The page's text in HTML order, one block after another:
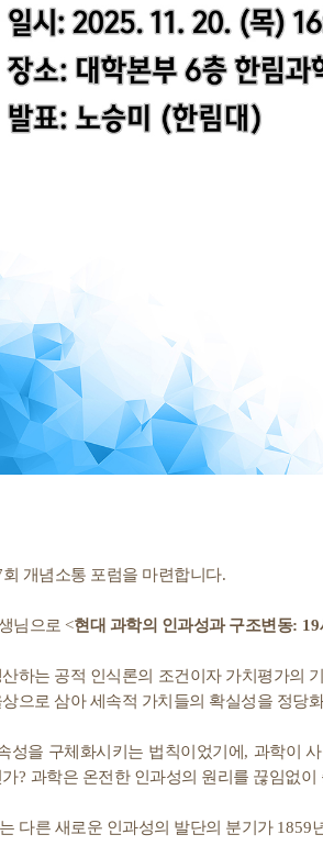
회 개념소통 포럼을 마련합니다.
님으로 <현대 과학의 인과성과 구조변동: 19
하는 공적 인식론의 조건이자 가치평가의
으로 삼아 세속적 가치들의 확실성을 정당
성을 구체화시키는 법칙이었기에 , 과학이
? 과학은 온전한 인과성의 원리를 끊임없이
다른 새로운 인과성의 발단의 분기가 1859